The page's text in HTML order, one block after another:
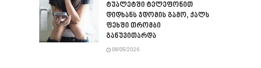
ტუალეტში ტელეფონით
დიდხანს ჯდომის გამო, ქალს
ფეხში თრომბი
განუვითარდა
08/05/2026